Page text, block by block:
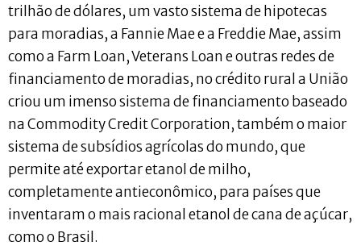
trilhão de dólares, um vasto sistema de hipotecas
para moradias, a Fannie Mae e a Freddie Mae, assim
como a Farm Loan, Veterans Loan e outras redes de
financiamento de moradias, no crédito rural a União
criou um imenso sistema de financiamento baseado
na Commodity Credit Corporation, também o maior
sistema de subsídios agrícolas do mundo, que
permite até exportar etanol de milho,
completamente antieconômico, para países que
inventaram o mais racional etanol de cana de açúcar,
como o Brasil.